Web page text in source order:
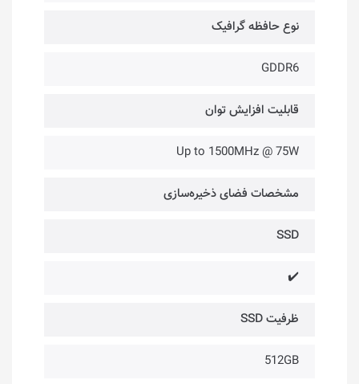
نوع حافظه گرافیک
GDDR6
قابلیت افزایش توان
Up to 1500MHz @ 75W
مشخصات فضای ذخیره‌سازی
SSD
✔️
ظرفیت SSD
512GB